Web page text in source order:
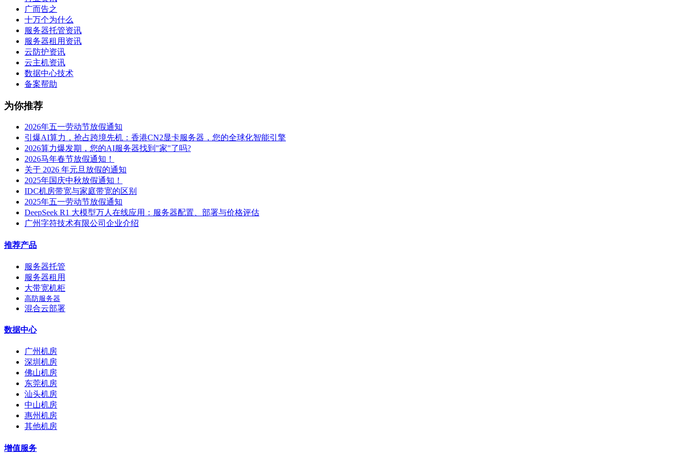
广而告之
十万个为什么
服务器托管资讯
服务器租用资讯
云防护资讯
云主机资讯
数据中心技术
备案帮助
为你推荐
2026年五一劳动节放假通知
引爆AI算力，抢占跨境先机：香港CN2显卡服务器，您的全球化智能引擎
2026算力爆发期，您的AI服务器找到"家"了吗?
2026马年春节放假通知！
关于 2026 年元旦放假的通知
2025年国庆中秋放假通知！
IDC机房带宽与家庭带宽的区别
2025年五一劳动节放假通知
DeepSeek R1 大模型万人在线应用：服务器配置、部署与价格评估
广州字符技术有限公司企业介绍
推荐产品
服务器托管
服务器租用
大带宽机柜
高防服务器
混合云部署
数据中心
广州机房
深圳机房
佛山机房
东莞机房
汕头机房
中山机房
惠州机房
其他机房
增值服务